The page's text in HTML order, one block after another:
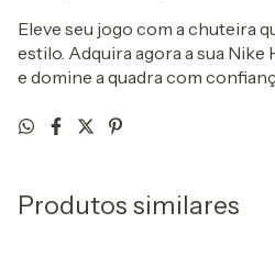
Eleve seu jogo com a chuteira
estilo. Adquira agora a sua
e domine a quadra com
Produtos similares